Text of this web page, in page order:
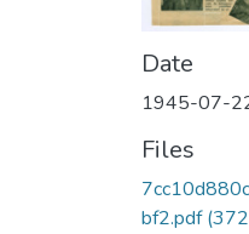
Date
1945-07-
Files
bf2.pdf